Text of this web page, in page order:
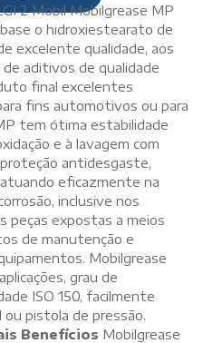
2 Mobil Mobilgrease MP
o hidroxiestearato de
excelente qualidade, aos
aditivos de qualidade
final excelentes
fins automotivos ou para
tem ótima estabilidade
e à lavagem com
antidesgaste,
eficazmente na
inclusive nos
peças expostas a meios
de manutenção e
Mobilgrease
grau de
ISO 150, facilmente
ou pistola de pressão.
Benefícios Mobilgrease